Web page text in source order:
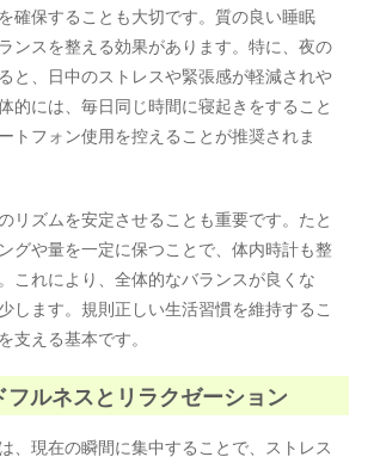
確保することも大切です。質の良い睡眠
ンスを整える効果があります。特に、夜の
と、日中のストレスや緊張感が軽減されや
的には、毎日同じ時間に寝起きをすること
トフォン使用を控えることが推奨されま
リズムを安定させることも重要です。たと
グや量を一定に保つことで、体内時計も整
これにより、全体的なバランスが良くな
します。規則正しい生活習慣を維持するこ
支える基本です。
フルネスとリラクゼーション
、現在の瞬間に集中することで、ストレス